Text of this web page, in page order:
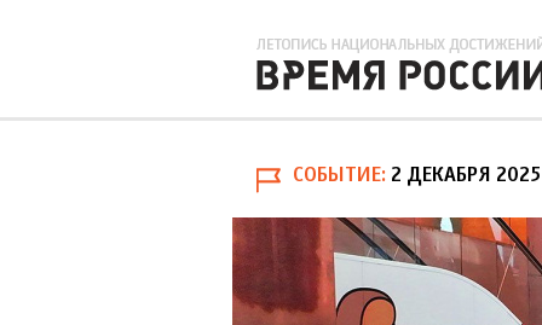
СОБЫТИЕ 2 ДЕКАБРЯ 2025